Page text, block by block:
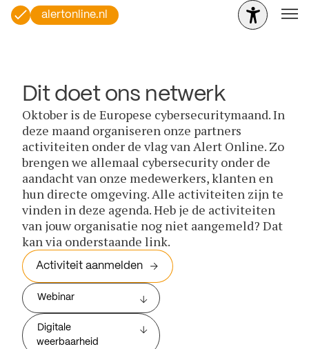
alertonline.nl
Dit doet ons netwerk
Oktober is de Europese cybersecuritymaand. In
deze maand organiseren onze partners
activiteiten onder de vlag van Alert Online. Zo
brengen we allemaal cybersecurity onder de
aandacht van onze medewerkers, klanten en
hun directe omgeving. Alle activiteiten zijn te
vinden in deze agenda. Heb je de activiteiten
van jouw organisatie nog niet aangemeld? Dat
kan via onderstaande link.
Activiteit aanmelden
Webinar
Digitale
weerbaarheid